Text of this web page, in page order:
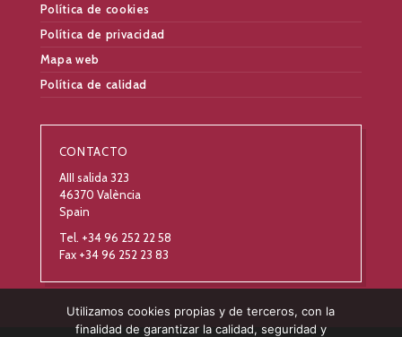
Política de cookies
Política de privacidad
Mapa web
Política de calidad
CONTACTO
AIII salida 323
46370 València
Spain
Tel. +34 96 252 22 58
Fax +34 96 252 23 83
Utilizamos cookies propias y de terceros, con la
finalidad de garantizar la calidad, seguridad y